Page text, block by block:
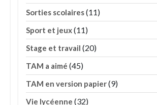
Sorties scolaires(11)
Sport et jeux(11)
Stage et travail (20)
TAM a aimé (45)
TAM en version papier(9)
Vie lycéenne (32)